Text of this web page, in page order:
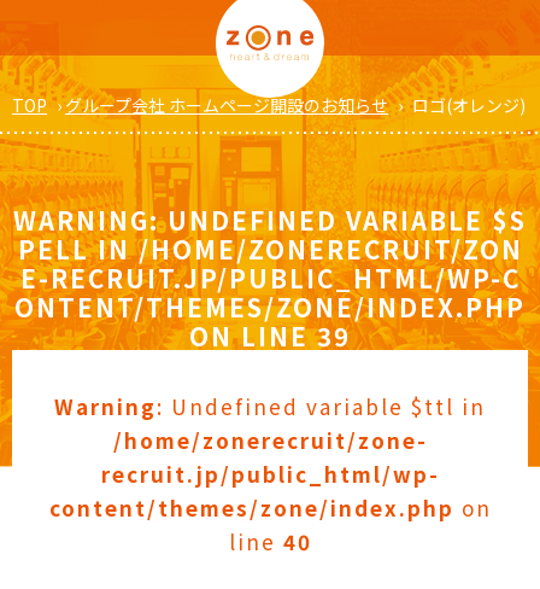
TOP ›グループ会社 ホームページ開設のお知らせ › ロゴ(オレンジ)
WARNING: UNDEFINED VARIABLE $S
PELL IN/HOME/ZONERECRUIT/ZON
E-RECRUIT.JP/PUBLIC_HTML/WP-C
ONTENT/THEMES/ZONE/INDEX.PHP
ON LINE39
Warning: Undefined variable $ttl in
/home/zonerecruit/zone-
recruit.jp/public_html/wp-
content/themes/zone/index.php on
line 40